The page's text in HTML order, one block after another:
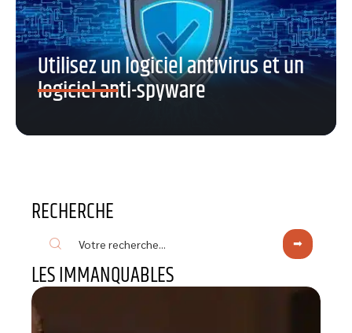
Utilisez un logiciel antivirus et un
logiciel anti-spyware
RECHERCHE
LES IMMANQUABLES